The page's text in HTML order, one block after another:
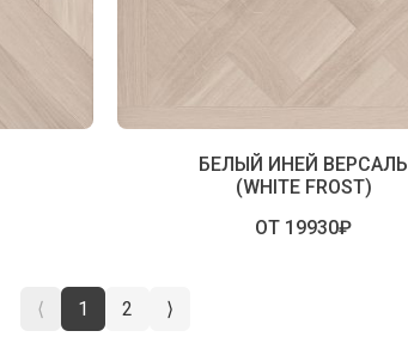
БЕЛЫЙ ИНЕЙ ВЕРСАЛЬ
(WHITE FROST)
ОТ 19930₽
⟨ 1 2 ⟩